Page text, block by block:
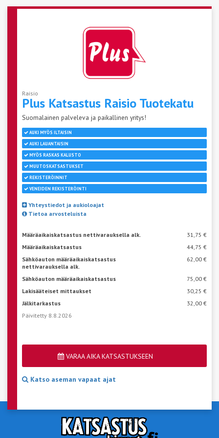
Raisio
Plus Katsastus Raisio Tuotekatu
Suomalainen palveleva ja paikallinen yritys!
AUKI MYÖS ILTAISIN
AUKI LAUANTAISIN
MYÖS RASKAS KALUSTO
MUUTOSKATSASTUKSET
REKISTERÖINNIT
VENEIDEN REKISTERÖINTI
Yhteystiedot ja aukioloajat
Tietoa arvosteluista
Määräaikaiskatsastus nettivarauksella alk.
31,75 €
Määräaikaiskatsastus
44,75 €
Sähköauton määräaikaiskatsastus
nettivarauksella alk.
62,00 €
Sähköauton määräaikaiskatsastus
75,00 €
Lakisääteiset mittaukset
30,25 €
Jälkitarkastus
32,00 €
Päivitetty 8.8.2026
VARAA AIKA KATSASTUKSEEN
Katso aseman vapaat ajat